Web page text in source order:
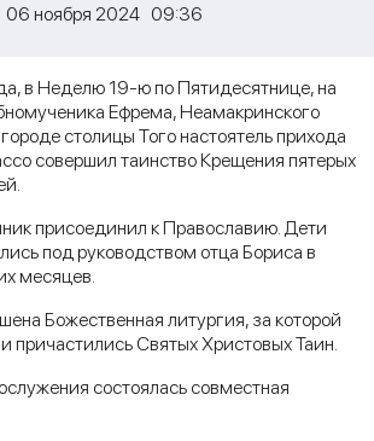
06 ноября 2024 09:36
в Неделю 19-ю по Пятидесятнице, на
Ефрема, Неамакринского
столицы Того настоятель прихода
совершил таинство Крещения пятерых
присоединил к Православию. Дети
под руководством отца Бориса в
месяцев.
Божественная литургия, за которой
причастились Святых Христовых Таин.
состоялась совместная